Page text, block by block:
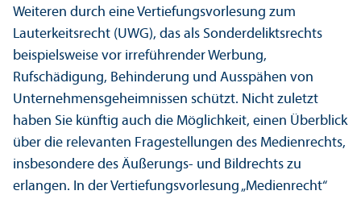
Weiteren durch eine Vertiefungs­vorlesung zum
Lauterkeits­recht (UWG), das als Sonderdeliktsrechts
beispielsweise vor irreführender Werbung,
Rufschädigung, Behinderung und Ausspähen von
Unter­nehmens­geheimnissen schützt. Nicht zuletzt
haben Sie künftig auch die Möglichkeit, einen Über­blick
über die relevanten Fragestellungen des Medienrechts,
insbesondere des Äußerungs- und Bildrechts zu
erlangen. In der Vertiefungs­vorlesung „Medienrecht“